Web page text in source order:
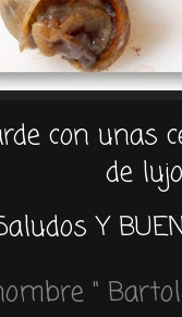
con unas
de
Y
"